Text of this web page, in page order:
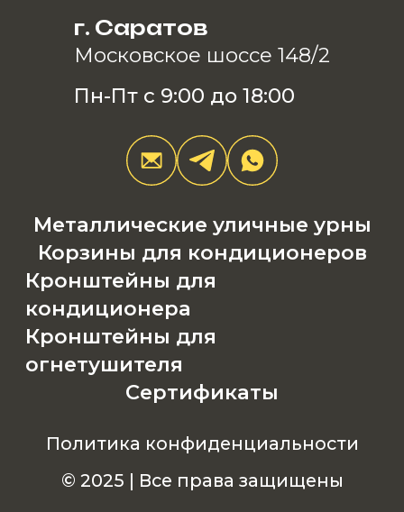
г. Саратов
Московское шоссе 148/2
Пн-Пт с 9:00 до 18:00
Металлические уличные урны
Корзины для кондиционеров
Кронштейны для
кондиционера
Кронштейны для
огнетушителя
Сертификаты
Политика конфиденциальности
© 2025 | Все права защищены